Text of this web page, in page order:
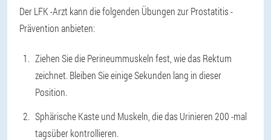
Der LFK -Arzt kann die folgenden Übungen zur Prostatitis -
Prävention anbieten:
Ziehen Sie die Perineummuskeln fest, wie das Rektum
zeichnet. Bleiben Sie einige Sekunden lang in dieser
Position.
Sphärische Kaste und Muskeln, die das Urinieren 200 -mal
tagsüber kontrollieren.